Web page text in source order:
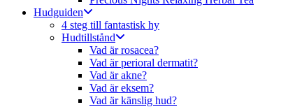
Hudguiden
4 steg till fantastisk hy
Hudtillstånd
Vad är rosacea?
Vad är perioral dermatit?
Vad är akne?
Vad är eksem?
Vad är känslig hud?